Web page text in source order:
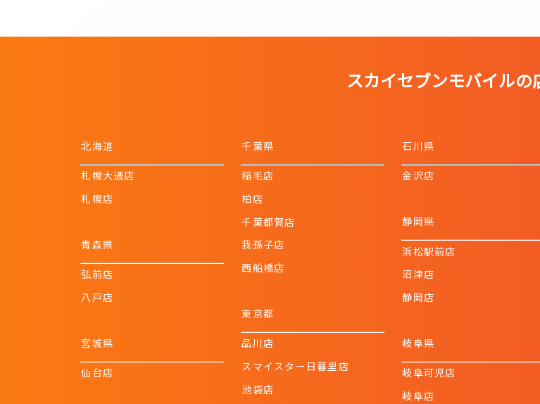
スカイセブンモバイルの
北海道
札幌大通店
札幌店
青森県
弘前店
八戸店
宮城県
仙台店
千葉県
稲毛店
柏店
千葉都賀店
我孫子店
西船橋店
東京都
品川店
スマイスター日暮里店
池袋店
石川県
金沢店
静岡県
浜松駅前店
沼津店
静岡店
岐阜県
岐阜可児店
岐阜店